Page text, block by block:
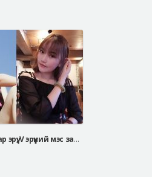
Шанаа, давхар эрүү, V эрүүний мэс засал/ Тэр үнэхээр хөөрхөн болжээ